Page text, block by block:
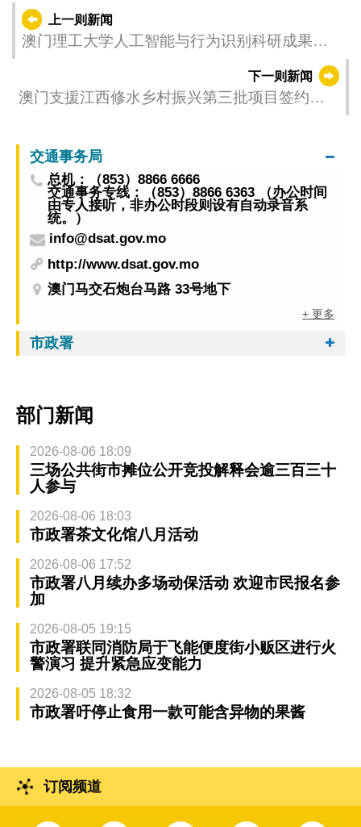
上一则新闻
澳门理工大学人工智能与行为识别科研成果获
下一则新闻
澳门支援江西修水乡村振兴第三批项目签约仪
交通事务局
总机：（853）8866 6666
交通事务专线：（853）8866 6363 （办公时间
由专人接听，非办公时段则设有自动录音系
统。）
info@dsat.gov.mo
http://www.dsat.gov.mo
澳门马交石炮台马路 33号地下
+ 更多
市政署
部门新闻
2026-08-06 18:09
三场公共街市摊位公开竞投解释会逾三百三十
人参与
2026-08-06 18:03
市政署茶文化馆八月活动
2026-08-06 17:52
市政署八月续办多场动保活动 欢迎市民报名参
加
2026-08-05 19:15
市政署联同消防局于飞能便度街小贩区进行火
警演习 提升紧急应变能力
2026-08-05 18:32
市政署吁停止食用一款可能含异物的果酱
订阅频道